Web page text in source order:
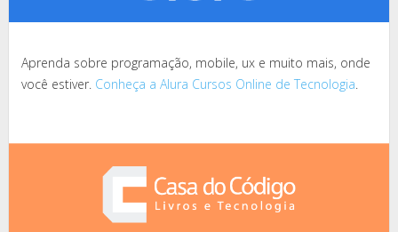
Aprenda sobre programação, mobile, ux e muito mais, onde
você estiver. Conheça a Alura Cursos Online de Tecnologia